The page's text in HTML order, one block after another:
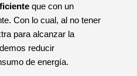
que con un
Con lo cual, al no tener
para alcanzar la
reducir
de energía.